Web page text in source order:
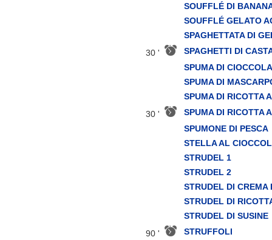
SOUFFLÉ DI
SOUFFLÉ GELATO
SPAGHETTATA DI
30 '
SPAGHETTI DI
SPUMA DI
SPUMA DI
SPUMA DI RICOTTA
30 '
SPUMA DI RICOTTA
SPUMONE DI PESCA
STELLA AL
STRUDEL 1
STRUDEL 2
STRUDEL DI CREMA
STRUDEL DI
STRUDEL DI SUSINE
90 '
STRUFFOLI